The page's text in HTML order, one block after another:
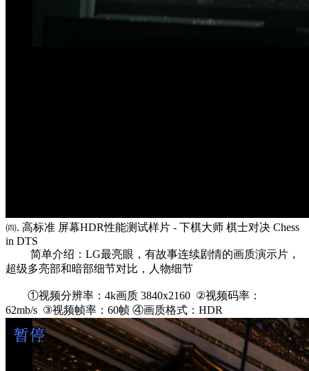
㈣. 高标准 屏幕HDR性能测试样片 - 下棋大师 棋士对决 Chess
in DTS
简单介绍：LG最亮眼，有故事连续剧情的画质演示片，
超级多亮部和暗部细节对比，人物细节
①视频分辨率：4k画质 3840x2160 ②视频码率：
62mb/s ③视频帧率：60帧 ④画质格式：HDR